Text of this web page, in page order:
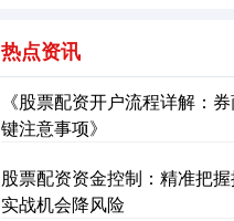
热点资讯
《股票配资开户流程详解：
键注意事项》
股票配资资金控制：精准把
实战机会降风险